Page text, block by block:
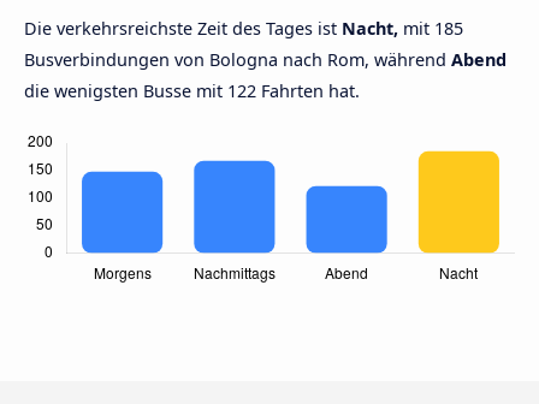
Die verkehrsreichste Zeit des Tages ist Nacht, mit 185
Busverbindungen von Bologna nach Rom, während Abend
die wenigsten Busse mit 122 Fahrten hat.